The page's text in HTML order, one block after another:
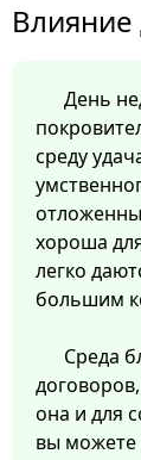
Влияние
День
среду
хороша
легко
большим
Среда
она и для
вы можете